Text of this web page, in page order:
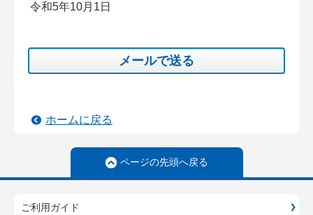
令和5年10月1日
メールで送る
ホームに戻る
ページの先頭へ戻る
ご利用ガイド